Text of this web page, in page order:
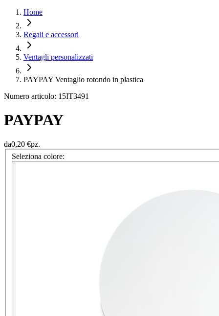
Home
Regali e accessori
Ventagli personalizzati
PAYPAY Ventaglio rotondo in plastica
Numero articolo: 15IT3491
PAYPAY
da0,20 €pz.
Seleziona colore: